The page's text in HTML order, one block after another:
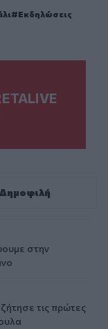
Εκδηλώσεις
Δημοφιλή
στην
τις πρώτες